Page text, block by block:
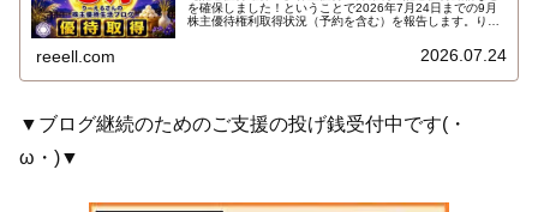
を確保しました！ということで2026年7月24日までの9月
株主優待権利取得状況（予約を含む）を報告します。りー
reeell.com 2026.07.24
▼ブログ継続のためのご支援の投げ銭受付中です(・
ω・)▼